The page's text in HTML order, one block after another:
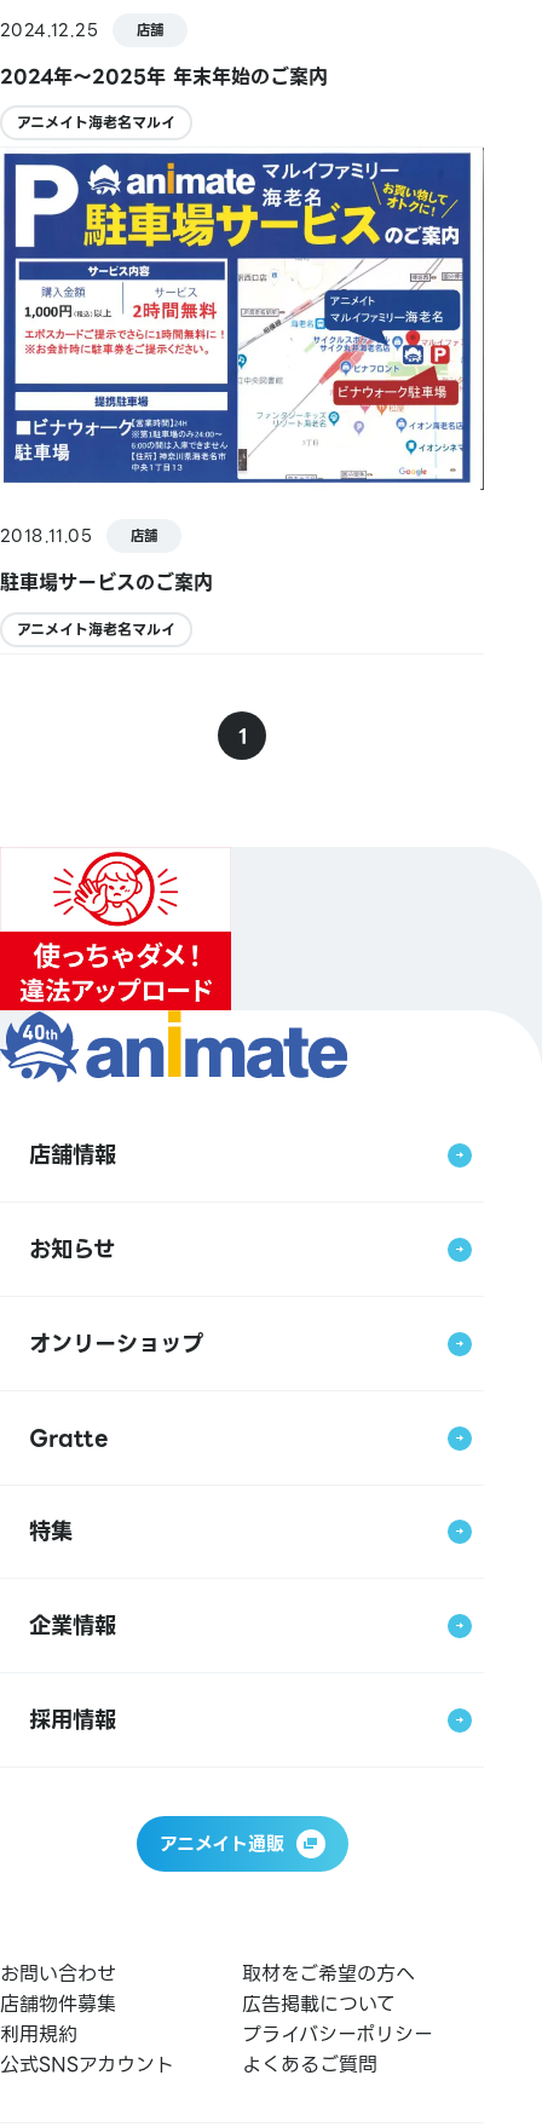
2024.12.25 店舗
2024年～2025年 年末年始のご案内
アニメイト海老名マルイ
2018.11.05 店舗
駐車場サービスのご案内
アニメイト海老名マルイ
1
店舗情報
お知らせ
オンリーショップ
Gratte
特集
企業情報
採用情報
アニメイト通販
お問い合わせ
取材をご希望の方へ
店舗物件募集
広告掲載について
利用規約
プライバシーポリシー
公式SNSアカウント
よくあるご質問